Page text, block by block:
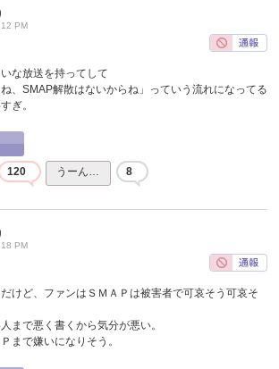
PM
な放送を持ってして
ね、SMAP解散はないからね」っていう流れになってる
ぎ。
120 うーん… 8
PM
けど、ファンはＳＭＡＰは被害者で可哀そう可哀そ
まで悪く書くから気分が悪い。
まで嫌いになりそう。